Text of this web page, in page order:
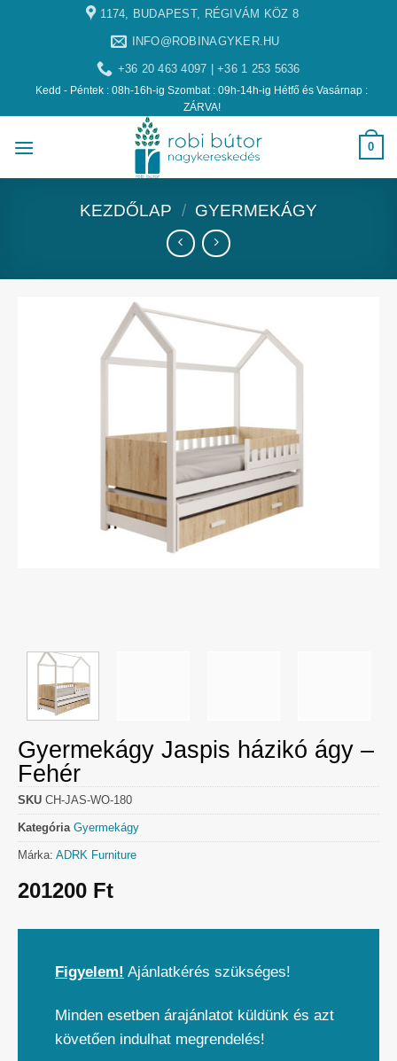
1174, BUDAPEST, RÉGIVÁM KÖZ 8
INFO@ROBINAGYKER.HU
+36 20 463 4097 | +36 1 253 5636
Kedd - Péntek : 08h-16h-ig Szombat : 09h-14h-ig Hétfő és Vasárnap :
ZÁRVA!
0
KEZDŐLAP / GYERMEKÁGY
Gyermekágy Jaspis házikó ágy –
Fehér
SKU CH-JAS-WO-180
Kategória Gyermekágy
Márka: ADRK Furniture
201200 Ft
Figyelem! Ajánlatkérés szükséges!
Minden esetben árajánlatot küldünk és azt
követően indulhat megrendelés!